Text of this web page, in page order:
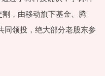
，由移动旗下基金、腾
同领投，绝大部分老股东参